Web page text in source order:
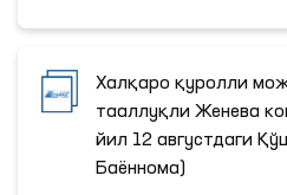
Халқаро қуролли
тааллуқли Женева
йил 12 августдаги
Баённома)